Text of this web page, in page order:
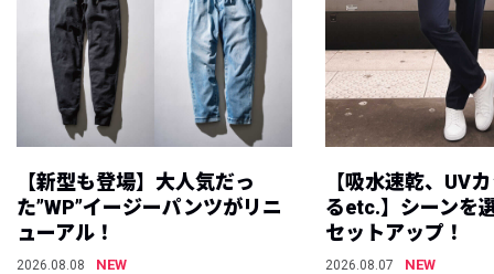
【新型も登場】大人気だっ
た”WP”イージーパンツがリニ
ューアル！
2026.08.08
NEW
【吸水速乾、UV
るetc.】シーンを
セットアップ！
2026.08.07
NEW